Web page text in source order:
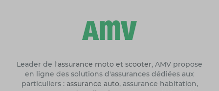
Leader de l'assurance moto et scooter, AMV propose
en ligne des solutions d'assurances dédiées aux
particuliers : assurance auto, assurance habitation,